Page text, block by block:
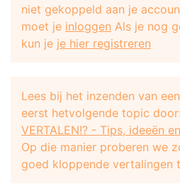
niet gekoppeld aan je
moet je inloggen Als je nog
kun je je hier registreren
Lees bij het inzenden van
eerst hetvolgende topic door:
VERTALEN!? - Tips, ideeën
Op die manier proberen we
goed kloppende vertalingen